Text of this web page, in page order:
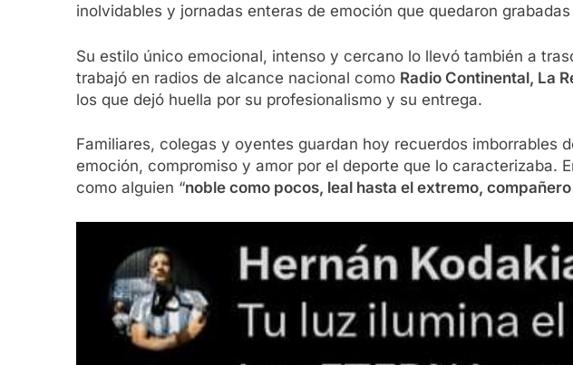
inolvidables y jornadas enteras de emoción que quedaron
Su estilo único emocional, intenso y cercano lo llevó también a
trabajó en radios de alcance nacional como Radio Continental, La
los que dejó huella por su profesionalismo y su entrega.
Familiares, colegas y oyentes guardan hoy recuerdos imborrables
emoción, compromiso y amor por el deporte que lo caracterizaba.
como alguien “noble como pocos, leal hasta el extremo,